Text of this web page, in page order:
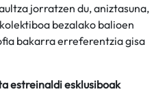
jorratzen du, aniztasuna,
bezalako balioen
bakarra erreferentzia gisa
estreinaldi esklusiboak